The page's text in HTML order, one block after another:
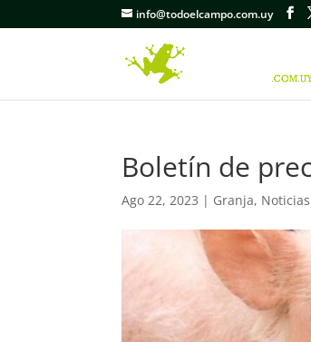
info@todoelcampo.com.uy
Boletín de
Ago 22, 2023 | Granja, Noticias